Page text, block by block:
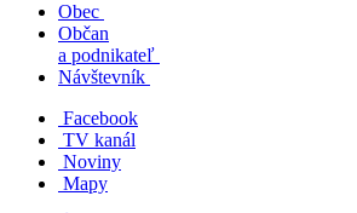
Obec
Občan
a podnikateľ
Návštevník
Facebook
TV kanál
Noviny
Mapy